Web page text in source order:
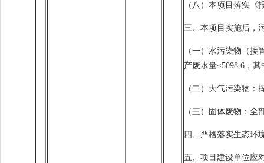
（八）本项目落实
三、本项目实施后，
（一）水污染物（接
产废水量≤5098.6，
（二）大气污染物：
（三）固体废物：全
四、严格落实生态环
五、项目建设单位应